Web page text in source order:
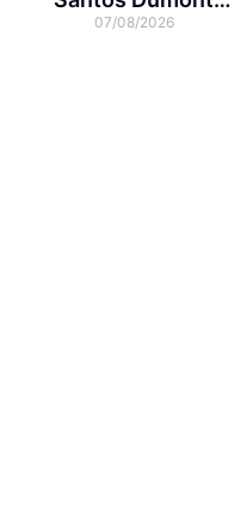
interditam cruzamento
07/08/2026